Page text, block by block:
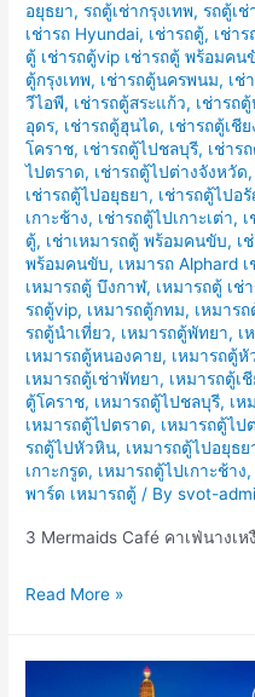
อยุธยา,รถตู้เช่ากรุงเทพ,รถตู้เ
เช่ารถ Hyundai, เช่ารถตู้, เช่า
ตู้ เช่ารถตู้vip เช่ารถตู้ พร้อมคน
ตู้กรุงเทพ, เช่ารถตู้นครพนม, เช่
วีไอพี, เช่ารถตู้สระแก้ว, เช่ารถ
อุดร, เช่ารถตู้ฮุนได, เช่ารถตู้เชีย
โคราช, เช่ารถตู้ไปชลบุรี, เช่าร
ไปตราด, เช่ารถตู้ไปต่างจังหวัด,
เช่ารถตู้ไปอยุธยา, เช่ารถตู้ไปอ
เกาะช้าง, เช่ารถตู้ไปเกาะเต่า,
ตู้, เช่าเหมารถตู้ พร้อมคนขับ, เ
พร้อมคนขับ, เหมารถ Alphard
เหมารถตู้ บึงกาฬ, เหมารถตู้ เช่
รถตู้vip, เหมารถตู้กทม, เหมารถ
รถตู้นำเที่ยว, เหมารถตู้พัทยา, เ
เหมารถตู้หนองคาย, เหมารถตู้หั
เหมารถตู้เช่าพัทยา, เหมารถตู้เ
ตู้โคราช, เหมารถตู้ไปชลบุรี, เห
เหมารถตู้ไปตราด, เหมารถตู้ไป
รถตู้ไปหัวหิน, เหมารถตู้ไปอยุธย
เกาะกรูด, เหมารถตู้ไปเกาะช้าง,
พาร์ด เหมารถตู้ / Bysvot-
3 Mermaids Café คาเฟ่นางเ
เช่า
Read More »